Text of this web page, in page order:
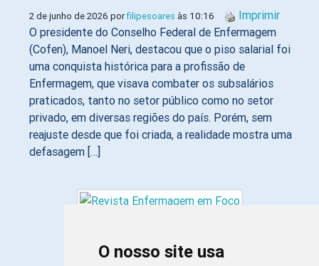
O nosso site usa
2 de junho de 2026 porfilipesoares às 10:16
Imprimir
O presidente do Conselho Federal de Enfermagem
(Cofen), Manoel Neri, destacou que o piso salarial foi
uma conquista histórica para a profissão de
Enfermagem, que visava combater os subsalários
praticados, tanto no setor público como no setor
privado, em diversas regiões do país. Porém, sem
reajuste desde que foi criada, a realidade mostra uma
defasagem […]